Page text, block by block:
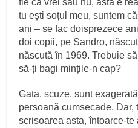
fie că vrei sau nu, asta e
tu ești soțul meu, suntem
ani – se fac doisprezece
doi copii, pe Sandro,
născută în 1969. Trebuie
să‑ți bagi mințile‑n cap?
Gata, scuze, sunt
persoană cumsecade. Dar,
scrisoarea asta,